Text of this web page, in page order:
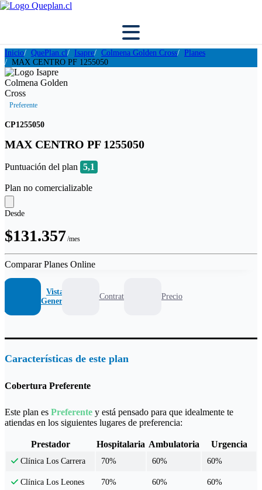
Inicio QuePlan.cl Isapre Colmena Golden Cross
Planes
MAX CENTRO PF 1255050
Preferente
CP1255050
MAX CENTRO PF 1255050
Puntuación del plan 5,1
Plan no comercializable
Desde
$131.357/mes
Comparar Planes Online
Vista
General
Contrato Precio
Características de este plan
Cobertura Preferente
Este plan es Preferente y está pensado para que idealmente te
atiendas en los siguientes lugares de preferencia:
Prestador Hospitalaria Ambulatoria Urgencia
Clínica Los Carrera 70% 60% 60%
Clínica Los Leones 70% 60% 60%